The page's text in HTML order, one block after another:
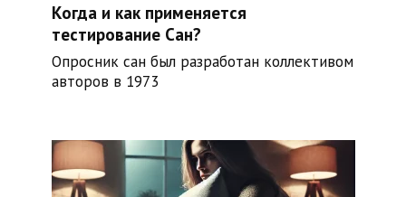
Когда и как применяется
тестирование Сан?
Опросник сан был разработан коллективом
авторов в 1973